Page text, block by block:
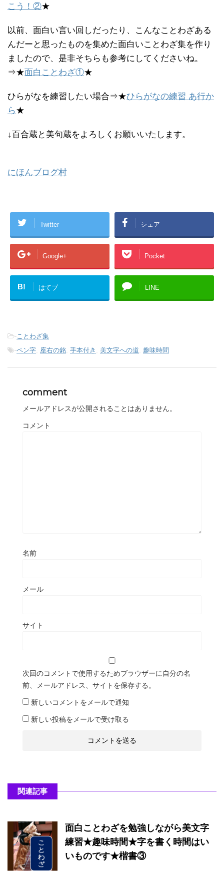
こう！②★
以前、面白い言い回しだったり、こんなことわざある
んだーと思ったものを集めた面白いことわざ集を作り
ましたので、是非そちらも参考にしてくださいね。
⇒★面白ことわざ①★
ひらがなを練習したい場合⇒★ひらがなの練習 あ行か
ら★
↓百合蔵と美句蔵をよろしくお願いいたします。
にほんブログ村
Twitter シェア
Google+ Pocket
B! はてブ LINE
-ことわざ集
-ペン字, 座右の銘, 手本付き , 美文字への道, 趣味時間
comment
メールアドレスが公開されることはありません。
コメント
名前
メール
サイト
次回のコメントで使用するためブラウザーに自分の名
前、メールアドレス、サイトを保存する。
新しいコメントをメールで通知
新しい投稿をメールで受け取る
関連記事
面白ことわざを勉強しながら美文字
練習★趣味時間★字を書く時間はい
いものです★楷書③